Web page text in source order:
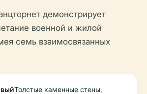
демонстрирует
военной и жилой
семь взаимосвязанных
Толстые каменные стены,